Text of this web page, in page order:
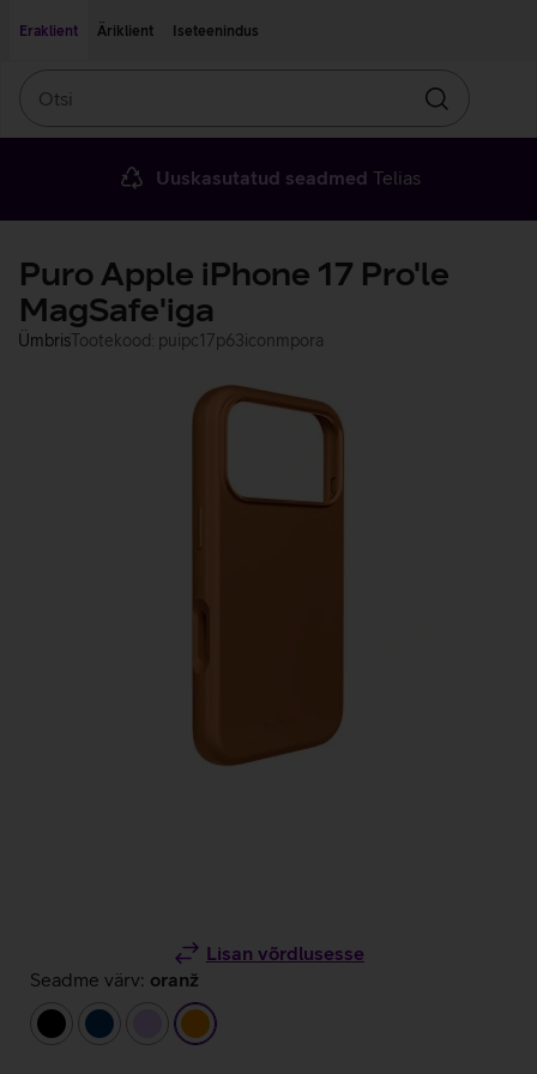
Eraklient
Äriklient Iseteenindus
Otsin
Uuskasutatud seadmed Telias
Puro Apple iPhone 17 Pro'le
MagSafe'iga
ÜmbrisTootekood: puipc17p63iconmpora
Lisan võrdlusesse
Seadme värv: oranž
must
tumesininehelelillaoranž